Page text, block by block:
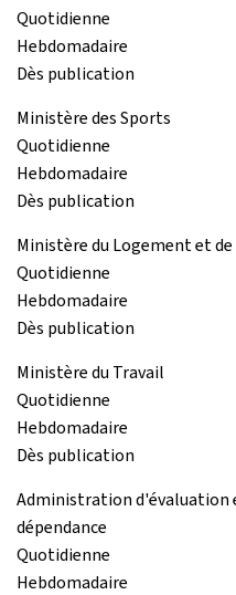
Quotidienne
Hebdomadaire
Dès publication
Ministère des Sports
Quotidienne
Hebdomadaire
Dès publication
Ministère du Logement et
Quotidienne
Hebdomadaire
Dès publication
Ministère du Travail
Quotidienne
Hebdomadaire
Dès publication
Administration d'évaluation
dépendance
Quotidienne
Hebdomadaire